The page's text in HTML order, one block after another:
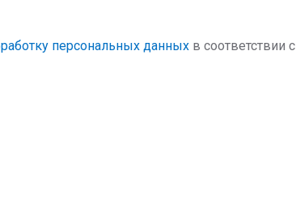
персональных данных в соответствии с